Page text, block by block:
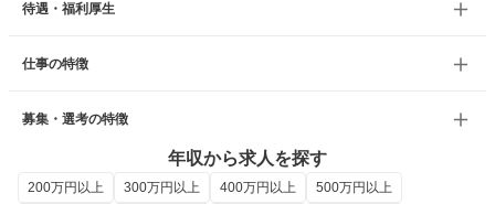
待遇・福利厚生
仕事の特徴
募集・選考の特徴
年収から求人を探す
200万円以上 300万円以上 400万円以上 500万円以上